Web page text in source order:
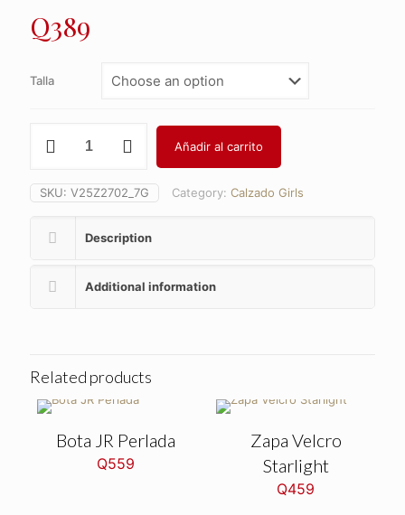
Q389
Talla
Añadir al carrito
SKU: V25Z2702_7G Category: Calzado Girls
Description
Additional information
Related products
Bota JR Perlada
Q559
Zapa Velcro
Starlight
Q459